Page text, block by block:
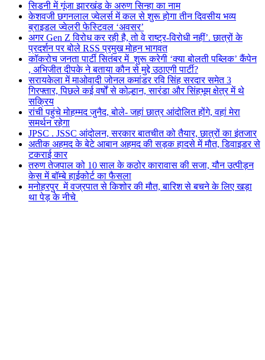
सिडनी में गूंजा झारखंड के अरुण सिन्हा का नाम
केशवजी छगनलाल ज्वेलर्स में कल से शुरू होगा तीन दिवसीय भव्य
ब्राइडल ज्वेलरी फेस्टिवल ‘अवसर’
अगर Gen Z विरोध कर रही है, तो वे राष्ट्र-विरोधी नहीं’. छात्रों के
प्रदर्शन पर बोले RSS प्रमुख मोहन भागवत
कॉकरोच जनता पार्टी सितंबर में शुरू करेगी ‘क्या बोलती पब्लिक’ कैंपेन
, अभिजीत दीपके ने बताया कौन से मुद्दे उठाएगी पार्टी?
सरायकेला में माओवादी जोनल कमांडर रवि सिंह सरदार समेत 3
गिरफ्तार, पिछले कई वर्षों से कोल्हान, सारंडा और सिंहभूम क्षेत्र में थे
सक्रिय
रांची पहुंचे मोहम्मद जुनैद, बोले- जहां छात्र आंदोलित होंगे, वहां मेरा
समर्थन रहेगा
JPSC . JSSC आंदोलन, सरकार बातचीत को तैयार, छात्रों का इंतजार
अतीक अहमद के बेटे आबान अहमद की सड़क हादसे में मौत, डिवाइडर से
टकराई कार
तरुण तेजपाल को 10 साल के कठोर कारावास की सजा, यौन उत्पीड़न
केस में बॉम्बे हाईकोर्ट का फैसला
मनोहरपुर में वज्रपात से किशोर की मौत, बारिश से बचने के लिए खड़ा
था पेड़ के नीचे